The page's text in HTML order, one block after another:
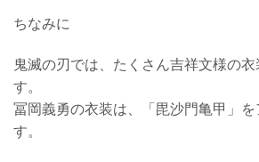
ちなみに
鬼滅の刃では、たくさん吉祥文様の衣
す。
冨岡義勇の衣装は、「毘沙門亀甲」
す。